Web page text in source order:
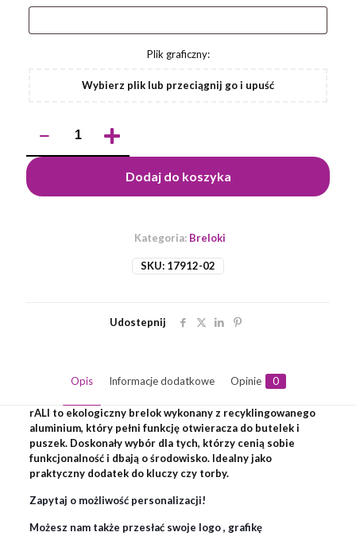
Plik graficzny:
Wybierz plik lub przeciągnij go i upuść
Brelok
rALI
Dodaj do koszyka
SKU: 17912-02
Kategoria: Breloki
Udostepnij
Opis Informacje dodatkowe Opinie 0
rALI to ekologiczny brelok wykonany z recyklingowanego
aluminium, który pełni funkcję otwieracza do butelek i
puszek. Doskonały wybór dla tych, którzy cenią sobie
funkcjonalność i dbają o środowisko. Idealny jako
praktyczny dodatek do kluczy czy torby.
Zapytaj o możliwość personalizacji!
Możesz nam także przesłać swoje logo , grafikę